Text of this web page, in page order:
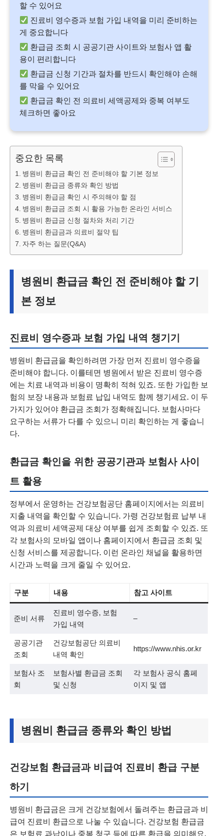
할 수 있어요
진료비 영수증과 보험 가입 내역을 미리 준비하는
게 중요합니다
환급금 조회 시 공공기관 사이트와 보험사 앱 활
용이 편리합니다
환급금 신청 기간과 절차를 반드시 확인해야 손해
를 막을 수 있어요
환급금 확인 전 의료비 세액공제와 중복 여부도
체크하면 좋아요
중요한 목록
병원비 환급금 확인 전 준비해야 할 기본 정보
병원비 환급금 종류와 확인 방법
병원비 환급금 확인 시 주의해야 할 점
병원비 환급금 조회 시 활용 가능한 온라인 서비스
병원비 환급금 신청 절차와 처리 기간
병원비 환급금과 의료비 절약 팁
자주 하는 질문(Q&A)
병원비 환급금 확인 전 준비해야 할 기
본 정보
진료비 영수증과 보험 가입 내역 챙기기
병원비 환급금을 확인하려면 가장 먼저 진료비 영수증을
준비해야 합니다. 이를테면 병원에서 받은 진료비 영수증
에는 치료 내역과 비용이 명확히 적혀 있죠. 또한 가입한 보
험의 보장 내용과 보험료 납입 내역도 함께 챙기세요. 이 두
가지가 있어야 환급금 조회가 정확해집니다. 보험사마다
요구하는 서류가 다를 수 있으니 미리 확인하는 게 좋습니
다.
환급금 확인을 위한 공공기관과 보험사 사이
트 활용
정부에서 운영하는 건강보험공단 홈페이지에서는 의료비
지출 내역을 확인할 수 있습니다. 가령 건강보험료 납부 내
역과 의료비 세액공제 대상 여부를 쉽게 조회할 수 있죠. 또
각 보험사의 모바일 앱이나 홈페이지에서 환급금 조회 및
신청 서비스를 제공합니다. 이런 온라인 채널을 활용하면
시간과 노력을 크게 줄일 수 있어요.
구분 내용 참고 사이트
준비 서류
진료비 영수증, 보험
가입 내역
–
공공기관
조회
건강보험공단 의료비
내역 확인
https://www.nhis.or.kr
보험사 조
회
보험사별 환급금 조회
및 신청
각 보험사 공식 홈페
이지 및 앱
병원비 환급금 종류와 확인 방법
건강보험 환급금과 비급여 진료비 환급 구분
하기
병원비 환급금은 크게 건강보험에서 돌려주는 환급금과 비
급여 진료비 환급으로 나눌 수 있습니다. 건강보험 환급금
은 보험료 과납이나 중복 청구 등에 따른 환급을 의미해요.